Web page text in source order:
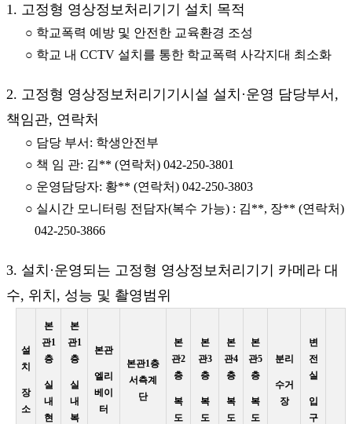
1. 고정형 영상정보처리기기 설치 목적
○ 학교폭력 예방 및 안전한 교육환경 조성
○ 학교 내 CCTV 설치를 통한 학교폭력 사각지대 최소화
2. 고정형 영상정보처리기기시설 설치·운영 담당부서,
책임관, 연락처
○ 담당 부서: 학생안전부
○ 책 임 관: 김** (연락처) 042-250-3801
○ 운영담당자: 황** (연락처) 042-250-3803
○ 실시간 모니터링 전담자(복수 가능) : 김**, 장** (연락처)
042-250-3866
3. 설치·운영되는 고정형 영상정보처리기기 카메라 대
수, 위치, 성능 및 촬영범위
설
치
장
소
본
관1
층
실
내
현
본
관1
층
실
내
복
본관
엘리
베이
터
본관1층
서측계
단
본
관2
층
복
도
본
관3
층
복
도
본
관4
층
복
도
본
관5
층
복
도
분리
수거
장
변
전
실
입
구